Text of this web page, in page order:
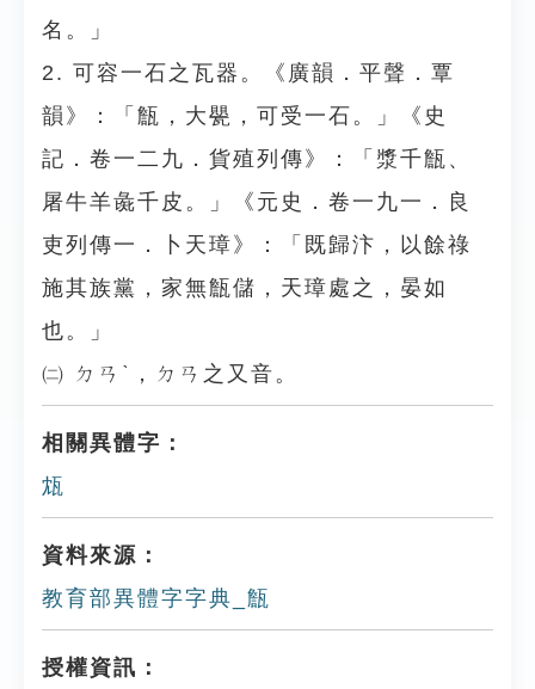
名。」
2. 可容一石之瓦器。《廣韻．平聲．覃
韻》：「甔，大甖，可受一石。」《史
記．卷一二九．貨殖列傳》：「漿千甔、
屠牛羊彘千皮。」《元史．卷一九一．良
吏列傳一．卜天璋》：「既歸汴，以餘祿
施其族黨，家無甔儲，天璋處之，晏如
也。」
㈡ ㄉㄢˋ，ㄉㄢ之又音。
相關異體字：
瓭
資料來源：
教育部異體字字典_甔
授權資訊：